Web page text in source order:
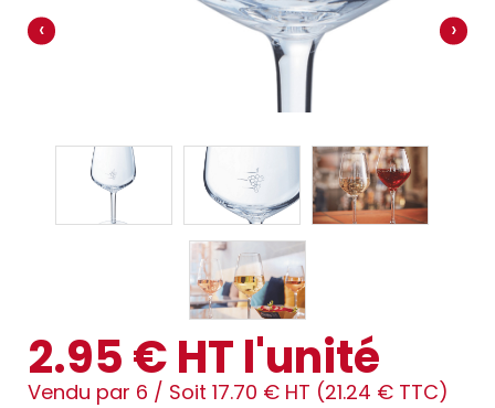
‹ ›
2.95 € HT l'unité
Vendu par 6 / Soit 17.70 € HT (21.24 € TTC)